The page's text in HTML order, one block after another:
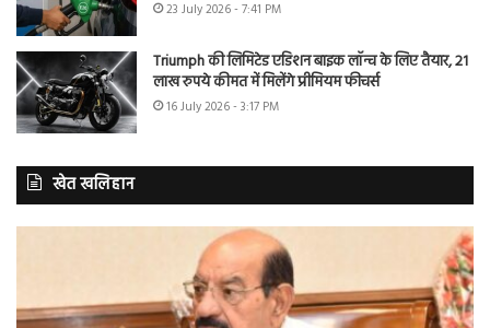
23 July 2026 - 7:41 PM
Triumph की लिमिटेड एडिशन बाइक लॉन्च के लिए तैयार, 21
लाख रुपये कीमत में मिलेंगे प्रीमियम फीचर्स
16 July 2026 - 3:17 PM
खेत खलिहान